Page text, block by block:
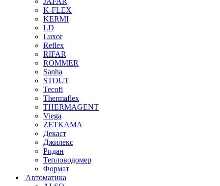
K-FLEX
KERMI
LD
Luxor
Reflex
RIFAR
ROMMER
Sanha
STOUT
Tecofi
Thermaflex
THERMAGENT
Viega
ZETKAMA
Декаст
Джилекс
Ридан
Тепловодомер
Формат
Автоматика